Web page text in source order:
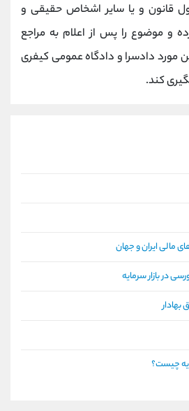
قانون و یا سایر اشخاص حقیقی و
و موضوع را پس از اعلام به مراجع
مورد دادسرا و دادگاه عمومی کیفری
کند.
مالی ایران و جهان
در بازار سرمایه
بهادار
چیست؟